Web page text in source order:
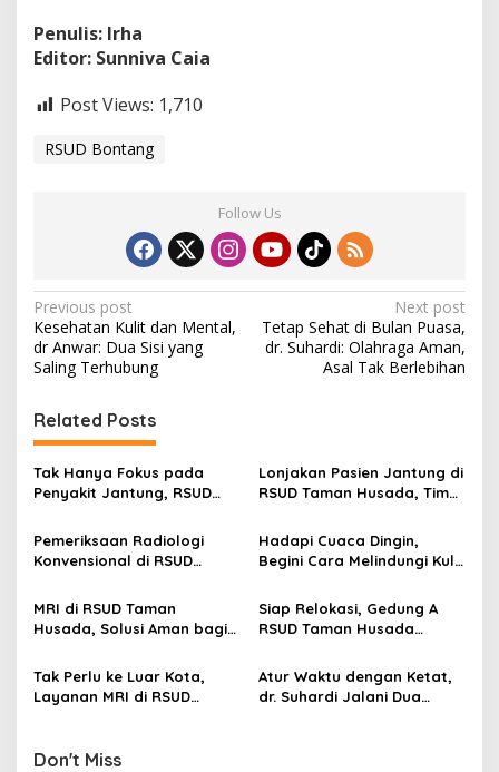
Penulis: Irha
Editor: Sunniva Caia
Post Views: 1,710
RSUD Bontang
Follow Us
P
o
s
t
n
a
v
i
g
t
o
Previous post
Kesehatan Kulit dan Mental,
dr Anwar: Dua Sisi yang
Saling Terhubung
Next post
Tetap Sehat di Bulan Puasa,
dr. Suhardi: Olahraga Aman,
Asal Tak Berlebihan
Related Posts
Tak Hanya Fokus pada
Penyakit Jantung, RSUD
Pastikan Layanan
Radiologi Merata
Lonjakan Pasien Jantung di
RSUD Taman Husada, Tim
Pemeriksaan Radiologi
Konvensional di RSUD
Penurunan
Hadapi Cuaca Dingin,
Begini Cara Melindungi Kulit
MRI di RSUD Taman
Husada, Solusi Aman bagi
Hamil
Siap Relokasi, Gedung A
RSUD Taman Husada
Klinik MCU dan Estetika
Tak Perlu ke Luar Kota,
Layanan MRI di RSUD
Atur Waktu dengan Ketat,
dr. Suhardi Jalani Dua
Don't Miss